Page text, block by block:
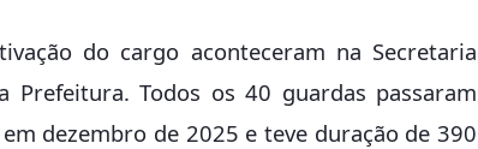
do cargo aconteceram na Secretaria
Prefeitura. Todos os 40 guardas passaram
dezembro de 2025 e teve duração de 390